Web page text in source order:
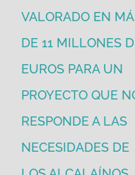
VALORADO EN
DE 11 MILLONES
EUROS PARA UN
PROYECTO QUE
RESPONDE A LAS
NECESIDADES DE